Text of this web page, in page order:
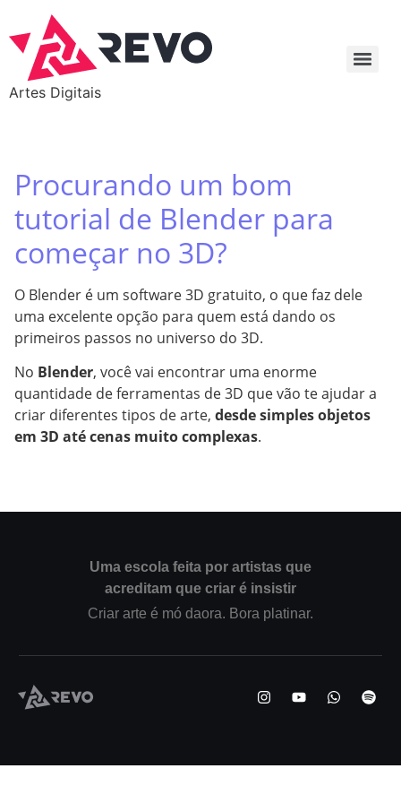
Artes Digitais
Procurando um bom
tutorial de Blender para
começar no 3D?
O Blender é um software 3D gratuito, o que faz dele
uma excelente opção para quem está dando os
primeiros passos no universo do 3D.
No Blender, você vai encontrar uma enorme
quantidade de ferramentas de 3D que vão te ajudar a
criar diferentes tipos de arte, desde simples objetos
em 3D até cenas muito complexas.
Uma escola feita por artistas que
acreditam que criar é insistir
Criar arte é mó daora. Bora platinar.